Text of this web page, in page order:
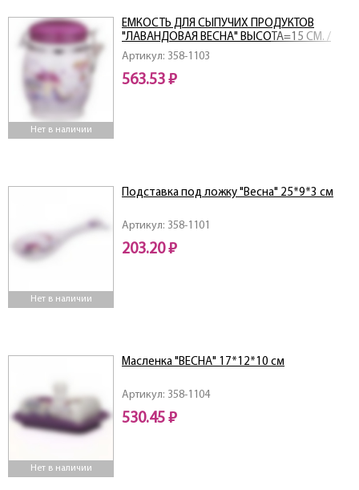
Нет в наличии
Артикул: 358-1103
ЕМКОСТЬ ДЛЯ СЫПУЧИХ ПРОДУКТОВ
"ЛАВАНДОВАЯ ВЕСНА" ВЫСОТА=15 СМ. /
750 МЛ
563.53 ₽
Нет в наличии
Артикул: 358-1101
Подставка под ложку "Весна" 25*9*3 см
203.20 ₽
Нет в наличии
Артикул: 358-1104
Масленка "ВЕСНА" 17*12*10 см
530.45 ₽